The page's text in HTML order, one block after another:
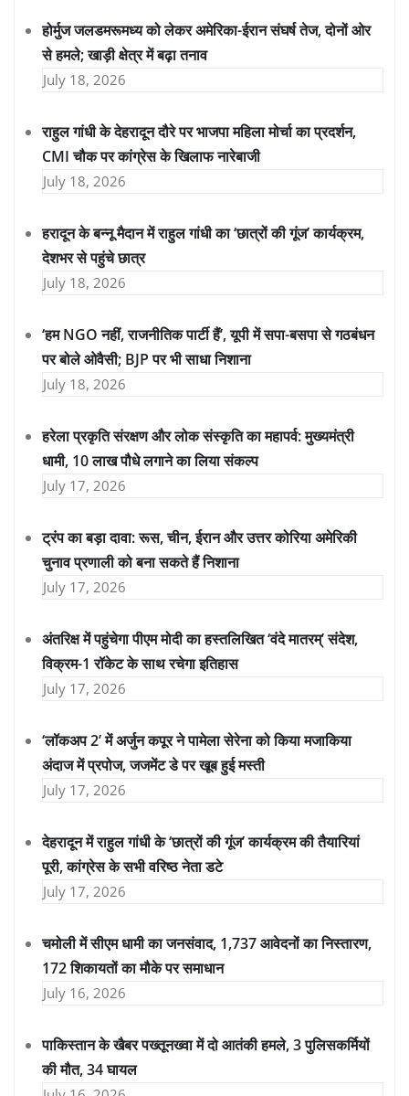
होर्मुज जलडमरूमध्य को लेकर अमेरिका-ईरान संघर्ष तेज, दोनों ओर
से हमले; खाड़ी क्षेत्र में बढ़ा तनाव
July 18, 2026
राहुल गांधी के देहरादून दौरे पर भाजपा महिला मोर्चा का प्रदर्शन,
CMI चौक पर कांग्रेस के खिलाफ नारेबाजी
July 18, 2026
हरादून के बन्नू मैदान में राहुल गांधी का ‘छात्रों की गूंज’ कार्यक्रम,
देशभर से पहुंचे छात्र
July 18, 2026
‘हम NGO नहीं, राजनीतिक पार्टी हैं’, यूपी में सपा-बसपा से गठबंधन
पर बोले ओवैसी; BJP पर भी साधा निशाना
July 18, 2026
हरेला प्रकृति संरक्षण और लोक संस्कृति का महापर्व: मुख्यमंत्री
धामी, 10 लाख पौधे लगाने का लिया संकल्प
July 17, 2026
ट्रंप का बड़ा दावा: रूस, चीन, ईरान और उत्तर कोरिया अमेरिकी
चुनाव प्रणाली को बना सकते हैं निशाना
July 17, 2026
अंतरिक्ष में पहुंचेगा पीएम मोदी का हस्तलिखित ‘वंदे मातरम्’ संदेश,
विक्रम-1 रॉकेट के साथ रचेगा इतिहास
July 17, 2026
‘लॉकअप 2’ में अर्जुन कपूर ने पामेला सेरेना को किया मजाकिया
अंदाज में प्रपोज, जजमेंट डे पर खूब हुई मस्ती
July 17, 2026
देहरादून में राहुल गांधी के ‘छात्रों की गूंज’ कार्यक्रम की तैयारियां
पूरी, कांग्रेस के सभी वरिष्ठ नेता डटे
July 17, 2026
चमोली में सीएम धामी का जनसंवाद, 1,737 आवेदनों का निस्तारण,
172 शिकायतों का मौके पर समाधान
July 16, 2026
पाकिस्तान के खैबर पख्तूनख्वा में दो आतंकी हमले, 3 पुलिसकर्मियों
की मौत, 34 घायल